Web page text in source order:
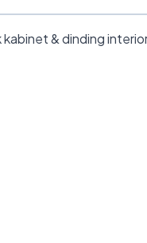
& dinding